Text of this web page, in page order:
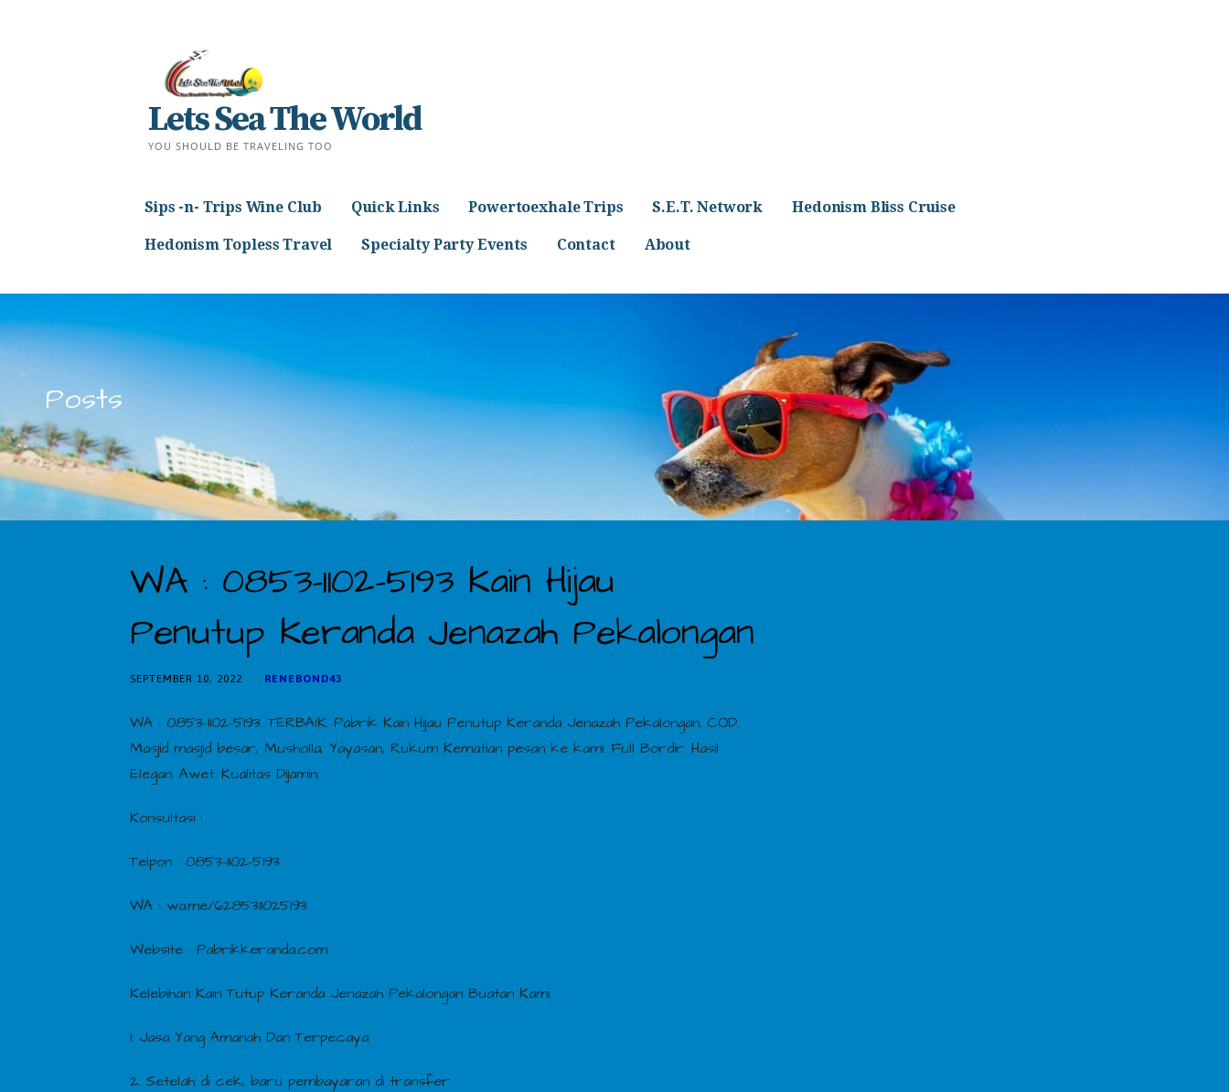
Lets Sea The World
YOU SHOULD BE TRAVELING TOO
Sips -n- Trips Wine Club Quick Links Powertoexhale Trips S.E.T. Network Hedonism Bliss Cruise
Hedonism Topless Travel Specialty Party Events Contact About
Posts
WA : 0853-1102-5193 Kain Hijau
Penutup Keranda Jenazah Pekalongan
SEPTEMBER 10, 2022 RENEBOND43
WA : 0853-1102-5193. TERBAIK. Pabrik Kain Hijau Penutup Keranda Jenazah Pekalongan. COD.
Masjid masjid besar, Musholla, Yayasan, Rukum Kematian pesan ke kami. Full Bordir. Hasil
Elegan. Awet. Kualitas Dijamin.
Konsultasi :
Telpon : 0853-1102-5193
WA : wa.me/6285311025193
Website : Pabrikkeranda.com
Kelebihan Kain Tutup Keranda Jenazah Pekalongan Buatan Kami
1. Jasa Yang Amanah Dan Terpecaya
2. Setelah di cek, baru pembayaran di transfer